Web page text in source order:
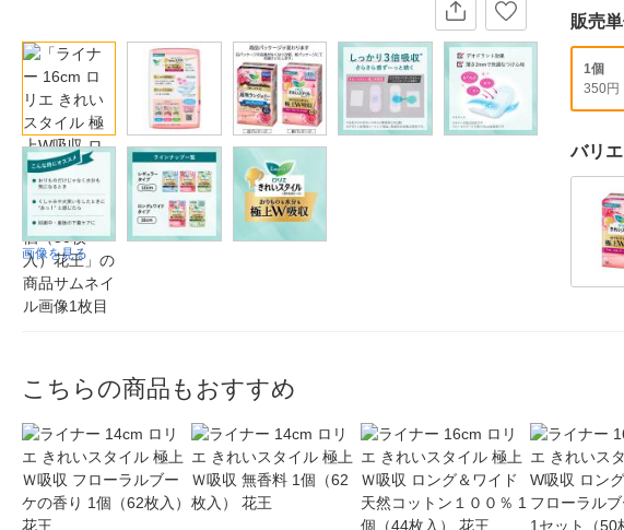
画像を見る
販売
1個
350円
バリ
こちらの商品もおすすめ